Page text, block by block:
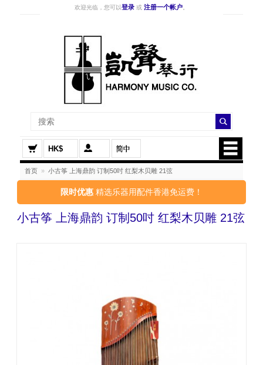
欢迎光临，您可以登录 或 注册一个帐户
HK$
首页 » 小古筝 上海鼎韵 订制50吋 红梨木贝雕 21弦
限时优惠 精选乐器用配件香港免运费！
小古筝 上海鼎韵 订制50吋 红梨木贝雕 21弦